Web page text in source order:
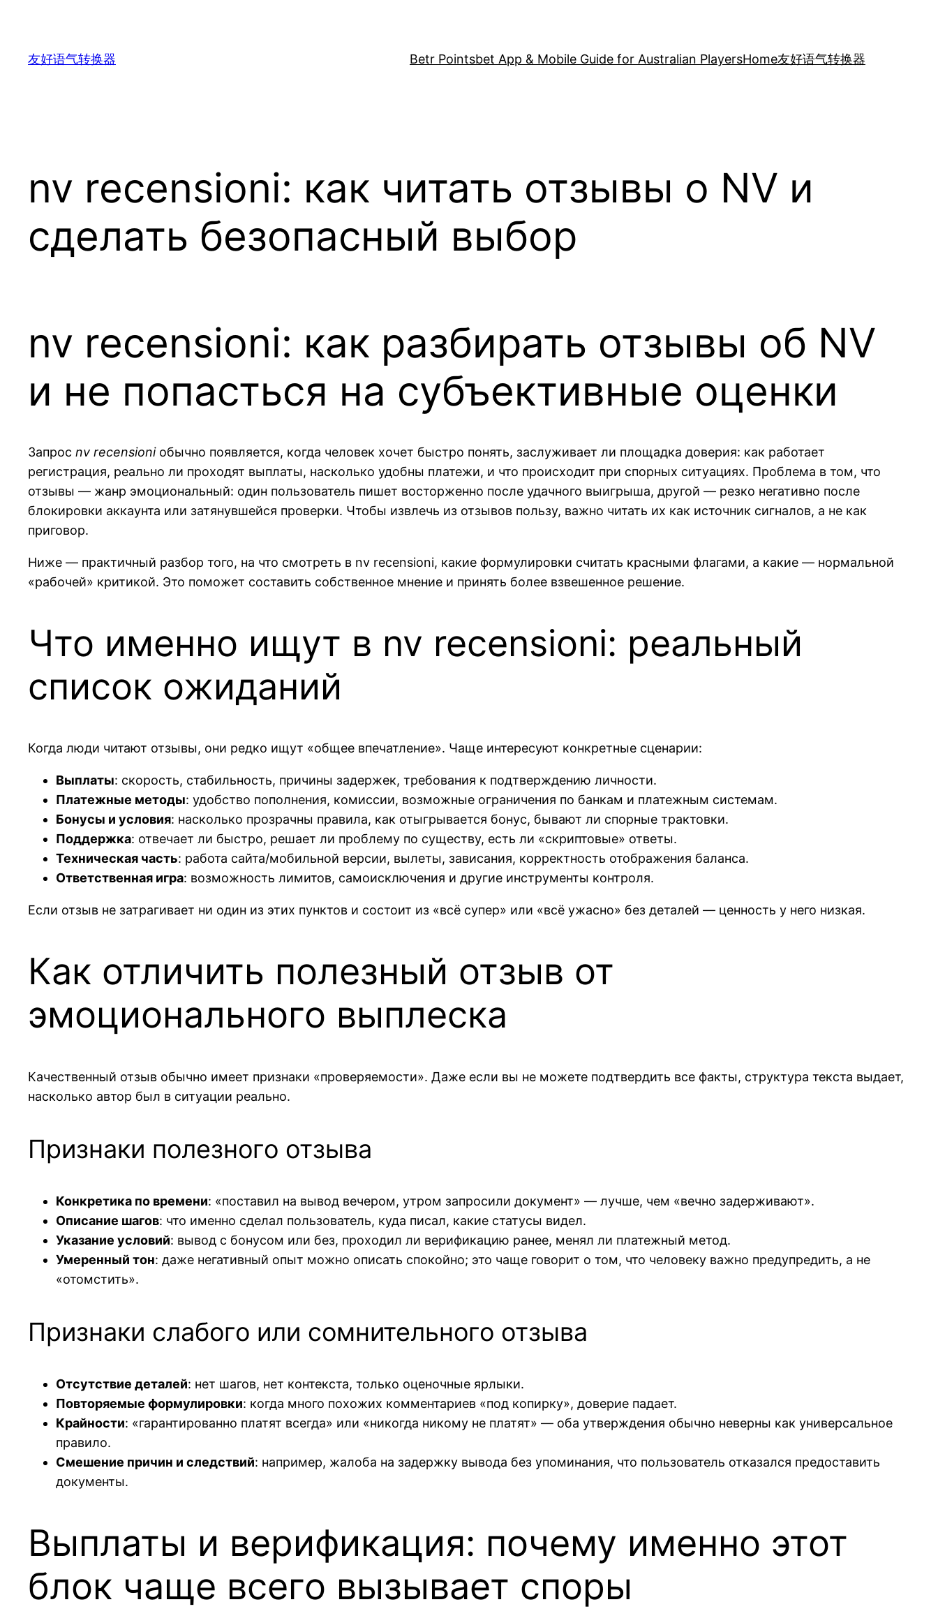
友好语气转换器 Betr Pointsbet App & Mobile Guide for Australian PlayersHome友好语气转换器
nv recensioni: как читать отзывы о NV и
сделать безопасный выбор
nv recensioni: как разбирать отзывы об NV
и не попасться на субъективные оценки
Запрос nv recensioniобычно появляется, когда человек хочет быстро понять, заслуживает ли площадка доверия: как работает
регистрация, реально ли проходят выплаты, насколько удобны платежи, и что происходит при спорных ситуациях. Проблема в том, что
отзывы — жанр эмоциональный: один пользователь пишет восторженно после удачного выигрыша, другой — резко негативно после
блокировки аккаунта или затянувшейся проверки. Чтобы извлечь из отзывов пользу, важно читать их как источник сигналов, а не как
приговор.
Ниже — практичный разбор того, на что смотреть в nv recensioni, какие формулировки считать красными флагами, а какие — нормальной
«рабочей» критикой. Это поможет составить собственное мнение и принять более взвешенное решение.
Что именно ищут в nv recensioni: реальный
список ожиданий
Когда люди читают отзывы, они редко ищут «общее впечатление». Чаще интересуют конкретные сценарии:
Выплаты: скорость, стабильность, причины задержек, требования к подтверждению личности.
Платежные методы: удобство пополнения, комиссии, возможные ограничения по банкам и платежным системам.
Бонусы и условия: насколько прозрачны правила, как отыгрывается бонус, бывают ли спорные трактовки.
Поддержка: отвечает ли быстро, решает ли проблему по существу, есть ли «скриптовые» ответы.
Техническая часть: работа сайта/мобильной версии, вылеты, зависания, корректность отображения баланса.
Ответственная игра: возможность лимитов, самоисключения и другие инструменты контроля.
Если отзыв не затрагивает ни один из этих пунктов и состоит из «всё супер» или «всё ужасно» без деталей — ценность у него низкая.
Как отличить полезный отзыв от
эмоционального выплеска
Качественный отзыв обычно имеет признаки «проверяемости». Даже если вы не можете подтвердить все факты, структура текста выдает,
насколько автор был в ситуации реально.
Признаки полезного отзыва
Конкретика по времени: «поставил на вывод вечером, утром запросили документ» — лучше, чем «вечно задерживают».
Описание шагов: что именно сделал пользователь, куда писал, какие статусы видел.
Указание условий: вывод с бонусом или без, проходил ли верификацию ранее, менял ли платежный метод.
Умеренный тон: даже негативный опыт можно описать спокойно; это чаще говорит о том, что человеку важно предупредить, а не
«отомстить».
Признаки слабого или сомнительного отзыва
Отсутствие деталей: нет шагов, нет контекста, только оценочные ярлыки.
Повторяемые формулировки: когда много похожих комментариев «под копирку», доверие падает.
Крайности: «гарантированно платят всегда» или «никогда никому не платят» — оба утверждения обычно неверны как универсальное
правило.
Смешение причин и следствий: например, жалоба на задержку вывода без упоминания, что пользователь отказался предоставить
документы.
Выплаты и верификация: почему именно этот
блок чаще всего вызывает споры